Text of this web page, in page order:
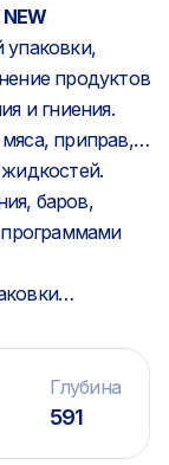
NEW
упаковки,
продуктов
и гниения.
приправ,
баров,
программами
крышки
к
Глубина
591